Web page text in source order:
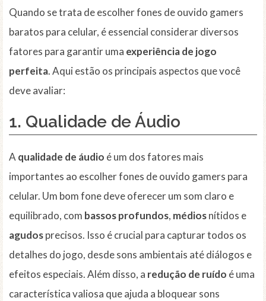
Quando se trata de escolher fones de ouvido gamers
baratos para celular, é essencial considerar diversos
fatores para garantir uma experiência de jogo
perfeita. Aqui estão os principais aspectos que você
deve avaliar:
1. Qualidade de Áudio
A qualidade de áudio é um dos fatores mais
importantes ao escolher fones de ouvido gamers para
celular. Um bom fone deve oferecer um som claro e
equilibrado, com bassos profundos, médiosnítidos e
agudosprecisos. Isso é crucial para capturar todos os
detalhes do jogo, desde sons ambientais até diálogos e
efeitos especiais. Além disso, a redução de ruído é uma
característica valiosa que ajuda a bloquear sons